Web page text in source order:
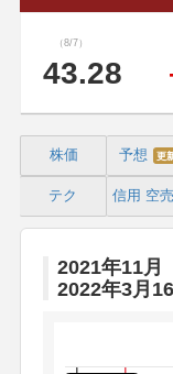
（8/7）
43.28
株価 予想 更
テク 信用 空
2021年11月
2022年3月
Chart